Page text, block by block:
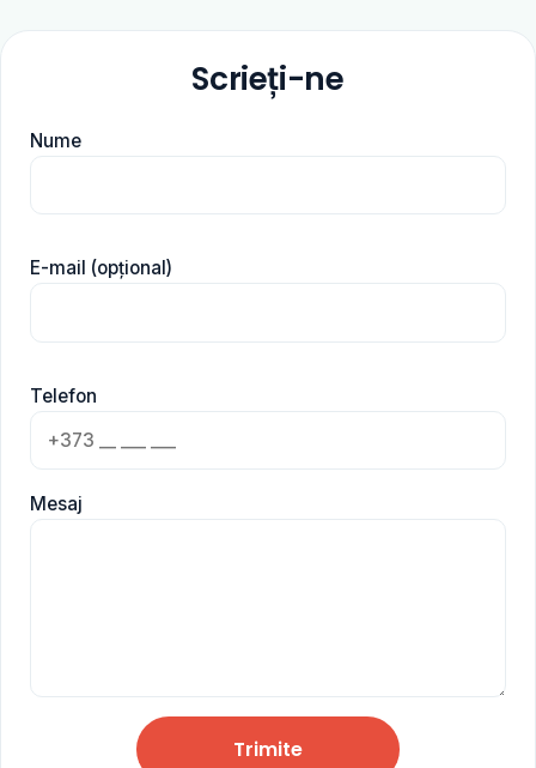
Scrieți-ne
Nume
E-mail (opțional)
Telefon
Mesaj
Trimite